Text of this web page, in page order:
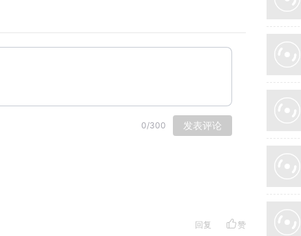
0/300 发表评论
回复 赞